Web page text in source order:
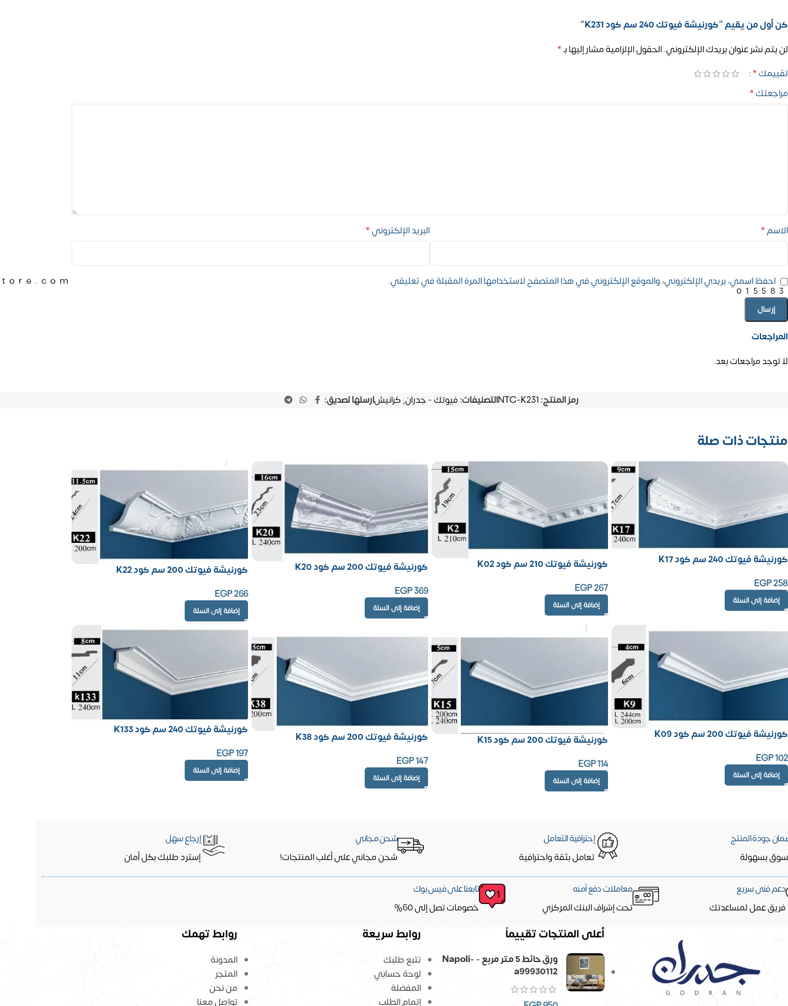
المراجعات
لا توجد مراجعات بعد.
كن أول من يقيم “كورنيشة فيوتك 240 سم كود K231”
لن يتم نشر عنوان بريدك الإلكتروني.الحقول الإلزامية مشار إليها بـ*
تقييمك*
مراجعتك*
الاسم* البريد الإلكتروني*
احفظ اسمي، بريدي الإلكتروني، والموقع الإلكتروني في هذا المتصفح لاستخدامها المرة المقبلة في تعليقي.
رمز المنتج: NTC-K231التصنيفات:فيوتك - جدران, كرانيشارسلها لصديق:
منتجات ذات صلة
كورنيشة فيوتك 240 سم كود K17
EGP258
إضافة إلى السلة
كورنيشة فيوتك 210 سم كود K02
EGP267
إضافة إلى السلة
كورنيشة فيوتك 200 سم كود K20
EGP369
إضافة إلى السلة
كورنيشة فيوتك 200 سم كود K22
EGP266
إضافة إلى السلة
كورنيشة فيوتك 200 سم كود K09
EGP102
إضافة إلى السلة
كورنيشة فيوتك 200 سم كود K15
EGP114
إضافة إلى السلة
كورنيشة فيوتك 200 سم كود K38
EGP147
إضافة إلى السلة
كورنيشة فيوتك 240 سم كود K133
EGP197
إضافة إلى السلة
جودة المنتج
بسهولة
إحترافية التعامل
تعامل بثقة واحترافية
شحن مجاني
شحن مجاني على أغلب المنتجات!
إرجاع سهل
إسترد طلبك بكل أمان
دعم فنى سريع
فريق عمل لمساعدتك
معاملات دفع آمنه
تحت إشراف البنك المركزي
تابعنا على فيس بوك
خصومات تصل إلى 60%
أعلى المنتجات تقييماً
ورق حائط 5 متر مربع - Napoli-
a99930112
روابط سريعة
تتبع طلبك
لوحة حسابي
المفضلة
إتمام الطلب
روابط تهمك
المدونة
المتجر
من نحن
تواصل معنا